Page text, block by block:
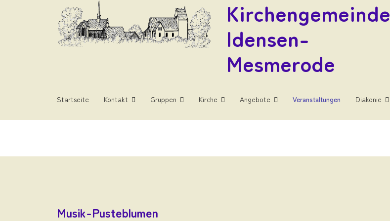
Kirchengemeinde
Idensen-
Mesmerode
Startseite Kontakt Gruppen Kirche Angebote Veranstaltungen Diakonie
Musik-Pusteblumen